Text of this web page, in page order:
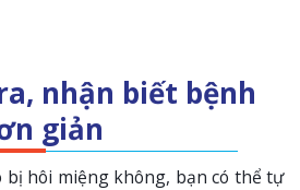
nhận biết bệnh
giản
hôi miệng không, bạn có thể tự